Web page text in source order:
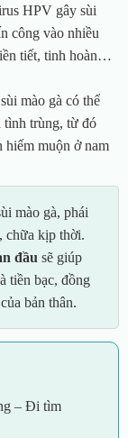
HPV gây sùi
công vào nhiều
tiết, tinh hoàn…
mào gà có thể
tình trùng, từ đó
hiếm muộn ở nam
mào gà, phái
chữa kịp thời.
đầu sẽ giúp
tiền bạc, đồng
bản thân.
– Đi tìm